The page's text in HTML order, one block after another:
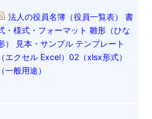
法人の役員名簿（役員一覧表） 書
・様式・フォーマット 雛形（ひな
） 見本・サンプル テンプレート
（エクセル Excel）02（xlsx形式）
（一般用途）